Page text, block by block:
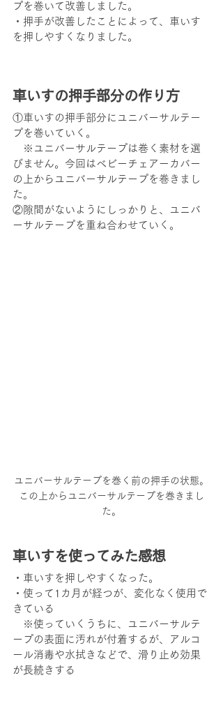
プを巻いて改善しました。
・押手が改善したことによって、車いす
を押しやすくなりました。
車いすの押手部分の作り方
①車いすの押手部分にユニバーサルテー
プを巻いていく。
※ユニバーサルテープは巻く素材を選
びません。今回はベビーチェアーカバー
の上からユニバーサルテープを巻きまし
た。
②隙間がないようにしっかりと、ユニバ
ーサルテープを重ね合わせていく。
ユニバーサルテープを巻く前の押手の状態。
この上からユニバーサルテープを巻きまし
た。
車いすを使ってみた感想
・車いすを押しやすくなった。
・使って1カ月が経つが、変化なく使用で
きている
※使っていくうちに、ユニバーサルテ
ープの表面に汚れが付着するが、アルコ
ール消毒や水拭きなどで、滑り止め効果
が長続きする